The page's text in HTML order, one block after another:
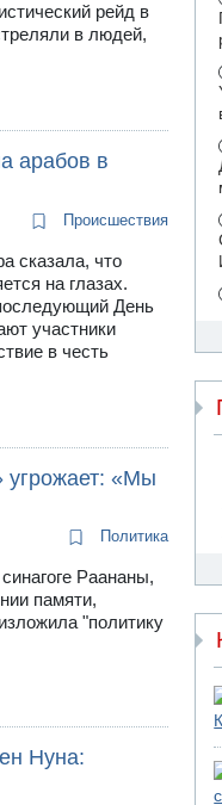
рейд в
в людей,
арабов в
Происшествия
сказала, что
на глазах.
День
участники
в честь
угрожает: «Мы
Политика
Раананы,
памяти,
"политику
Нуна: